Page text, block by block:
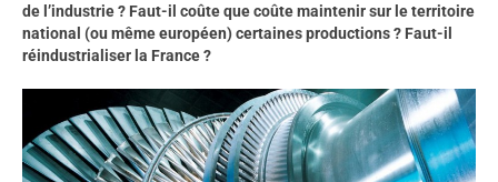
de l’industrie ? Faut-il coûte que coûte maintenir sur le territoire
national (ou même européen) certaines productions ? Faut-il
réindustrialiser la France ?